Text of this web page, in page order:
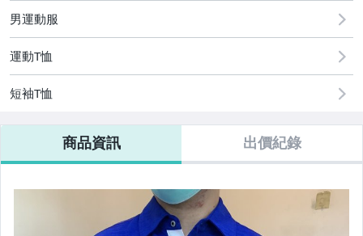
【Mizuno】防護鞋/安全鞋/工作鞋
【零碼出清區】此區得標不退換未結帳黑名單
男運動服
運動T恤
短袖T恤
商品資訊 出價紀錄